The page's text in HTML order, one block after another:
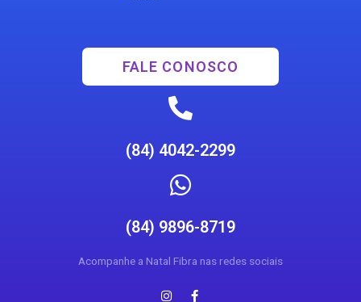
FALE CONOSCO
(84) 4042-2299
(84) 9896-8719
Acompanhe a Natal Fibra nas redes sociais